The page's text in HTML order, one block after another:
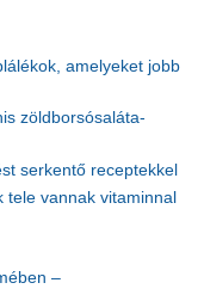
amelyeket jobb
zöldborsósaláta-
serkentő receptekkel
tele vannak vitaminnal
–